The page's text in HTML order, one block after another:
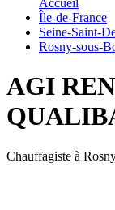
Accueil
Île-de-France
Seine-Saint-
Rosny-sous-
AGI
Chauffagiste à